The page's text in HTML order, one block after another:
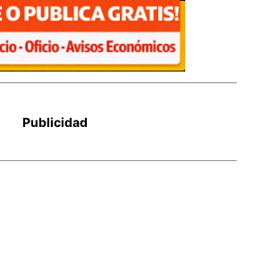
Publicidad